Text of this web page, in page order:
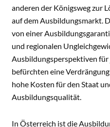
anderen der Königsweg zur
auf dem Ausbildungsmarkt.
von einer
und regionalen
Ausbildungsperspektiven
befürchten eine
hohe Kosten für den Staat
Ausbildungsqualität.
In Österreich ist die